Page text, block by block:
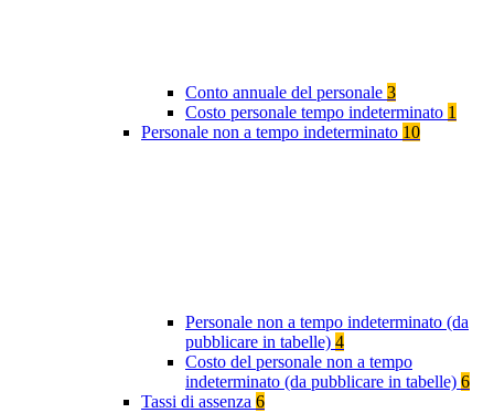
Conto annuale del personale 3
Costo personale tempo indeterminato 1
Personale non a tempo indeterminato 10
Personale non a tempo indeterminato (da
pubblicare in tabelle) 4
Costo del personale non a tempo
indeterminato (da pubblicare in tabelle) 6
Tassi di assenza 6